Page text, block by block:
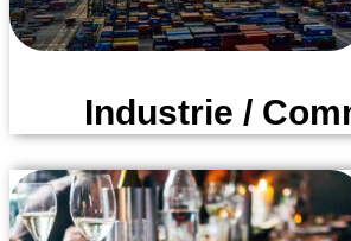
Industrie /